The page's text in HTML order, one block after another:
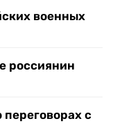
военных
россиянин
с